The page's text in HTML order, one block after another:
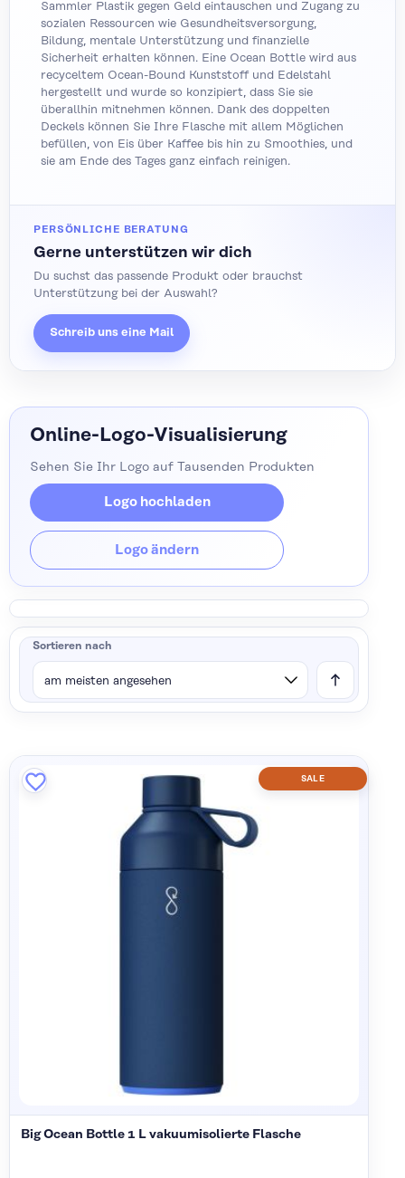
Sammler Plastik gegen Geld eintauschen und Zugang zu
sozialen Ressourcen wie Gesundheitsversorgung,
Bildung, mentale Unterstützung und finanzielle
Sicherheit erhalten können. Eine Ocean Bottle wird aus
recyceltem Ocean-Bound Kunststoff und Edelstahl
hergestellt und wurde so konzipiert, dass Sie sie
überallhin mitnehmen können. Dank des doppelten
Deckels können Sie Ihre Flasche mit allem Möglichen
befüllen, von Eis über Kaffee bis hin zu Smoothies, und
sie am Ende des Tages ganz einfach reinigen.
PERSÖNLICHE BERATUNG
Gerne unterstützen wir dich
Du suchst das passende Produkt oder brauchst
Unterstützung bei der Auswahl?
Schreib uns eine Mail
Online-Logo-Visualisierung
Sehen Sie Ihr Logo auf Tausenden Produkten
Logo hochladen
Logo ändern
Sortieren nach
SALE
Big Ocean Bottle 1 L vakuumisolierte Flasche